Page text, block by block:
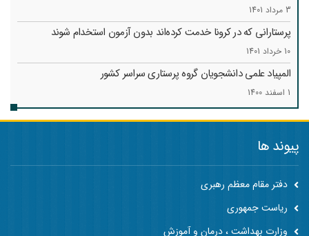
3 مرداد 1401
پرستارانی که در کرونا خدمت کرد‌ه‌اند بدون آزمون استخدام شوند
10 خرداد 1401
المپیاد علمی دانشجویان گروه پرستاری سراسر کشور
1 اسفند 1400
پیوند ها
دفتر مقام معظم رهبری
ریاست جمهوری
وزارت بهداشت ، درمان و آموزش